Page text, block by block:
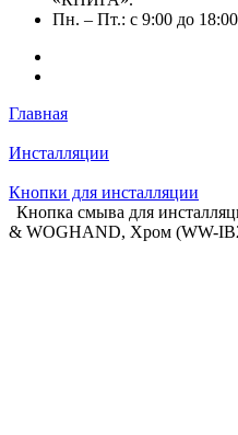
Пн. – Пт.: с 9:00 до 18:00
Главная
Инсталляции
Кнопки для инсталляции
Кнопка смыва для
& WOGHAND, Хром (WW-